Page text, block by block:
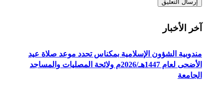
آخر الأخبار
مندوبية الشؤون الإسلامية بمكناس تحدد موعد صلاة عيد
الأضحى لعام 1447هـ/2026م ولائحة المصليات والمساجد
الجامعة